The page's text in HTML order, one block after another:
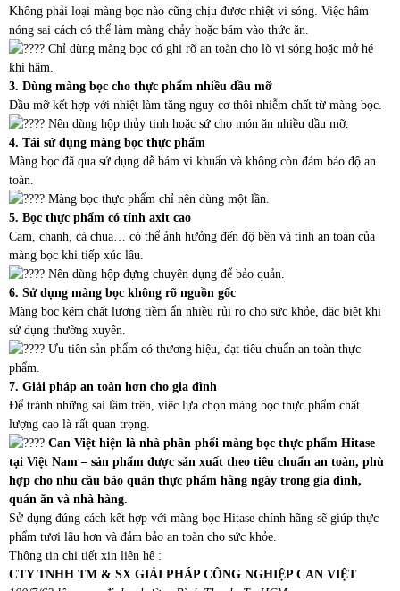
Không phải loại màng bọc nào cũng chịu được nhiệt vi sóng. Việc hâm
nóng sai cách có thể làm màng chảy hoặc bám vào thức ăn.
Chỉ dùng màng bọc có ghi rõ an toàn cho lò vi sóng hoặc mở hé
khi hâm.
3. Dùng màng bọc cho thực phẩm nhiều dầu mỡ
Dầu mỡ kết hợp với nhiệt làm tăng nguy cơ thôi nhiễm chất từ màng bọc.
Nên dùng hộp thủy tinh hoặc sứ cho món ăn nhiều dầu mỡ.
4. Tái sử dụng màng bọc thực phẩm
Màng bọc đã qua sử dụng dễ bám vi khuẩn và không còn đảm bảo độ an
toàn.
Màng bọc thực phẩm chỉ nên dùng một lần.
5. Bọc thực phẩm có tính axit cao
Cam, chanh, cà chua… có thể ảnh hưởng đến độ bền và tính an toàn của
màng bọc khi tiếp xúc lâu.
Nên dùng hộp đựng chuyên dụng để bảo quản.
6. Sử dụng màng bọc không rõ nguồn gốc
Màng bọc kém chất lượng tiềm ẩn nhiều rủi ro cho sức khỏe, đặc biệt khi
sử dụng thường xuyên.
Ưu tiên sản phẩm có thương hiệu, đạt tiêu chuẩn an toàn thực
phẩm.
7. Giải pháp an toàn hơn cho gia đình
Để tránh những sai lầm trên, việc lựa chọn màng bọc thực phẩm chất
lượng cao là rất quan trọng.
Can Việt hiện là nhà phân phối màng bọc thực phẩm Hitase
tại Việt Nam – sản phẩm được sản xuất theo tiêu chuẩn an toàn, phù
hợp cho nhu cầu bảo quản thực phẩm hằng ngày trong gia đình,
quán ăn và nhà hàng.
Sử dụng đúng cách kết hợp với màng bọc Hitase chính hãng sẽ giúp thực
phẩm tươi lâu hơn và đảm bảo an toàn cho sức khỏe.
Thông tin chi tiết xin liên hệ :
CTY TNHH TM & SX GIẢI PHÁP CÔNG NGHIỆP CAN VIỆT